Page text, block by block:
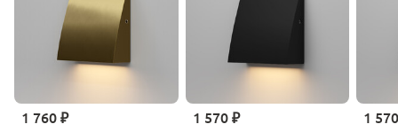
1 760 ₽ 1 570 ₽ 1